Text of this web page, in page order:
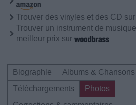
Trouver des vinyles et des CD sur
Trouver un instrument de
meilleur prix sur
Biographie
Albums & Chansons
Téléchargements
Photos